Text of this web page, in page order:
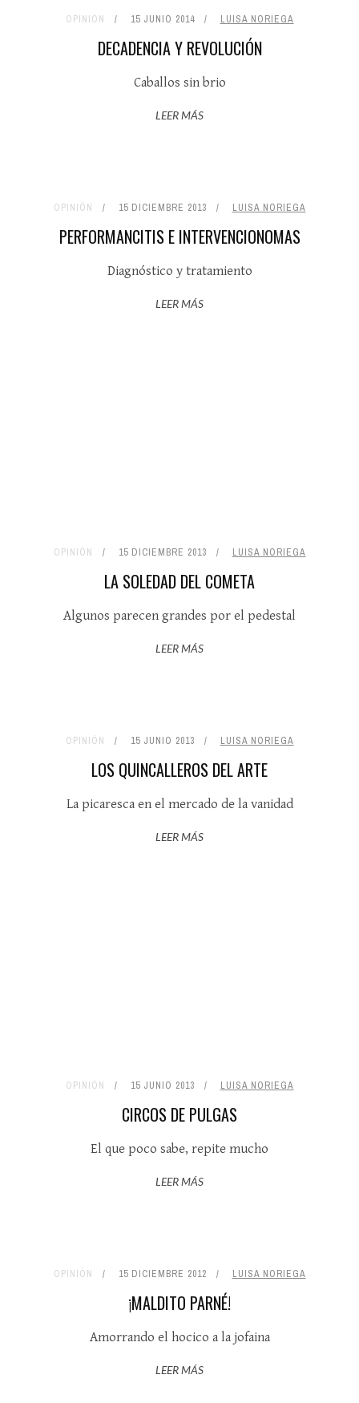
OPINIÓN 15 JUNIO 2014 LUISA NORIEGA
DECADENCIA Y REVOLUCIÓN
Caballos sin brio
LEER MÁS
OPINIÓN 15 DICIEMBRE 2013 LUISA NORIEGA
PERFORMANCITIS E INTERVENCIONOMAS
Diagnóstico y tratamiento
LEER MÁS
OPINIÓN 15 DICIEMBRE 2013 LUISA NORIEGA
LA SOLEDAD DEL COMETA
Algunos parecen grandes por el pedestal
LEER MÁS
OPINIÓN 15 JUNIO 2013 LUISA NORIEGA
LOS QUINCALLEROS DEL ARTE
La picaresca en el mercado de la vanidad
LEER MÁS
OPINIÓN 15 JUNIO 2013 LUISA NORIEGA
CIRCOS DE PULGAS
El que poco sabe, repite mucho
LEER MÁS
OPINIÓN 15 DICIEMBRE 2012 LUISA NORIEGA
¡MALDITO PARNÉ!
Amorrando el hocico a la jofaina
LEER MÁS